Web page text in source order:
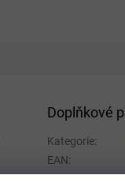
Doplňkové
Kategorie:
EAN: